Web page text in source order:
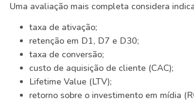
Uma avaliação mais completa considera
taxa de ativação;
retenção em D1, D7 e D30;
taxa de conversão;
custo de aquisição de cliente (CAC);
Lifetime Value (LTV);
retorno sobre o investimento em mídia